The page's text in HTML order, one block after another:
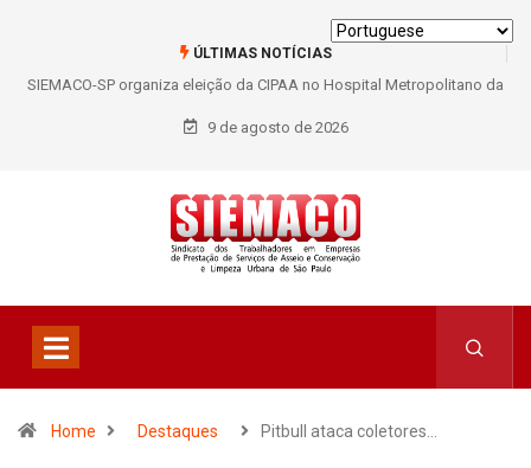
ÚLTIMAS NOTÍCIAS
SIEMACO-SP organiza eleição da CIPAA no Hospital Metropolitano da
Lapa e fortalece participação dos trabalhadores
9 de agosto de 2026
Home Destaques Pitbull ataca coletores…